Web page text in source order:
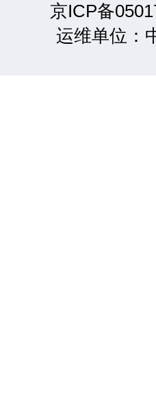
京ICP备
运维单位：